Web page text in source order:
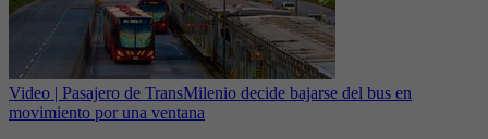
Video | Pasajero de TransMilenio decide bajarse del bus en
movimiento por una ventana